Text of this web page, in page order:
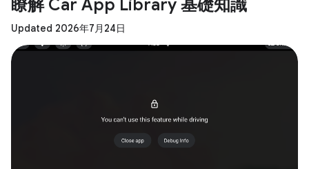
瞭解 Car App Library 基礎知識
Updated 2026年7月24日